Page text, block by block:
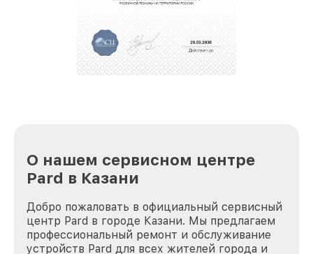
репутацию. Мы постоянно совершенствуемся и
стараемся каждый день делать наш сервис еще
О нашем сервисном центре
Pard в Казани
Добро пожаловать в официальный сервисный
центр Pard в городе Казани. Мы предлагаем
профессиональный ремонт и обслуживание
устройств Pard для всех жителей города и